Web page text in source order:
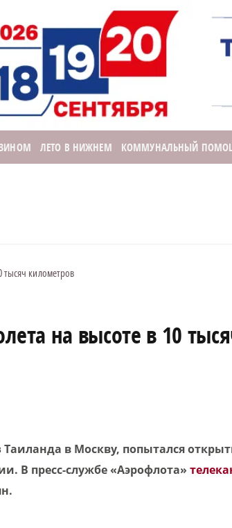
ЛЕТО В НИЖНЕМ КОММУНАЛЬНЫЙ
тысяч километров
на высоте в 10
в Москву, попытался
В пресс-службе «Аэрофлота»